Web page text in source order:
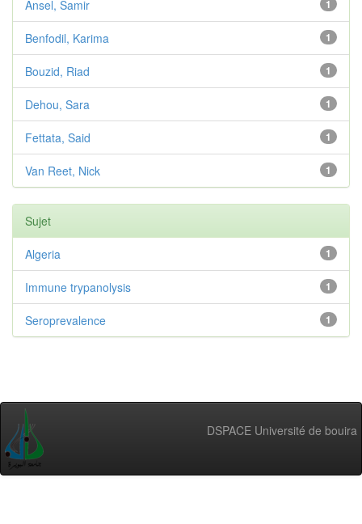
1
Ansel, Samir
1
Benfodil, Karima
1
Bouzid, Riad
1
Dehou, Sara
1
Fettata, Said
1
Van Reet, Nick
Sujet
1
Algeria
1
Immune trypanolysis
1
Seroprevalence
DSPACE Université de bouira